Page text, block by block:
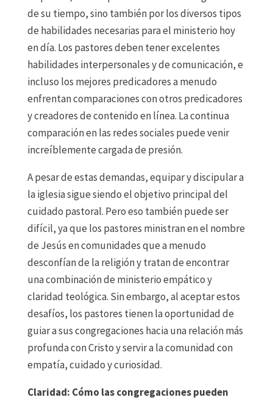
de su tiempo, sino también por los diversos tipos
de habilidades necesarias para el ministerio hoy
en día. Los pastores deben tener excelentes
habilidades interpersonales y de comunicación, e
incluso los mejores predicadores a menudo
enfrentan comparaciones con otros predicadores
y creadores de contenido en línea. La continua
comparación en las redes sociales puede venir
increíblemente cargada de presión.
A pesar de estas demandas, equipar y discipular a
la iglesia sigue siendo el objetivo principal del
cuidado pastoral. Pero eso también puede ser
difícil, ya que los pastores ministran en el nombre
de Jesús en comunidades que a menudo
desconfían de la religión y tratan de encontrar
una combinación de ministerio empático y
claridad teológica. Sin embargo, al aceptar estos
desafíos, los pastores tienen la oportunidad de
guiar a sus congregaciones hacia una relación más
profunda con Cristo y servir a la comunidad con
empatía, cuidado y curiosidad.
Claridad: Cómo las congregaciones pueden